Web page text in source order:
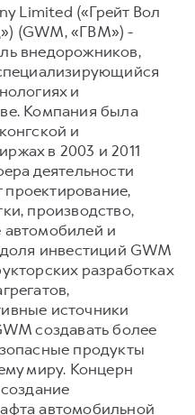
Limited («Грейт Вол
(GWM, «ГВМ») -
внедорожников,
и
Компания была
и
в 2003 и 2011
деятельности
производство,
и
инвестиций GWM
разработках
источники
создавать более
продукты
миру. Концерн
автомобильной